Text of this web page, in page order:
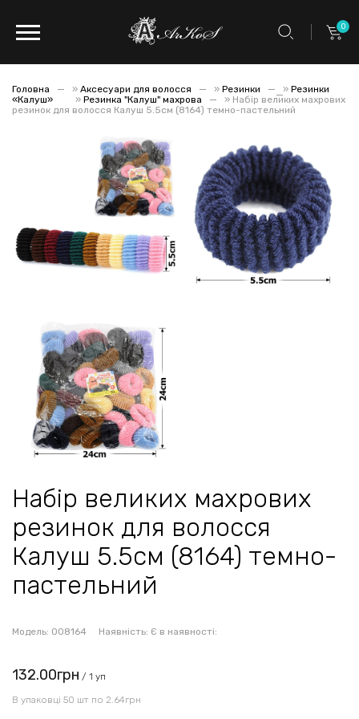
0
Головна » Аксесуари для волосся » Резинки » Резинки
«Калуш»
» Резинка "Калуш" махрова » Набір великих махрових
резинок для волосся Калуш 5.5см (8164) темно-пастельний
Набір великих махрових
резинок для волосся
Калуш 5.5см (8164) темно-
пастельний
Модель: 008164 Наявність: Є в наявності:
132.00грн / 1 уп
В упаковці 50 шт по 2.64грн